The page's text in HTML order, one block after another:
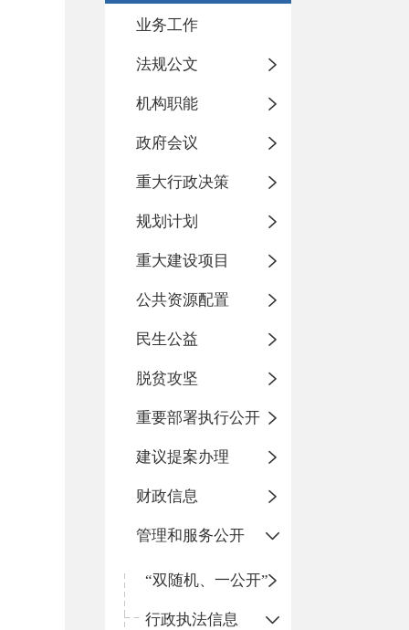
业务工作
法规公文
机构职能
政府会议
重大行政决策
规划计划
重大建设项目
公共资源配置
民生公益
脱贫攻坚
重要部署执行公开
建议提案办理
财政信息
管理和服务公开
“双随机、一公开”
行政执法信息